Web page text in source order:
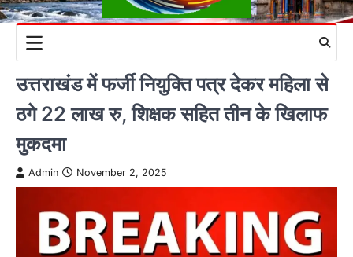
उत्तराखंड में फर्जी नियुक्ति पत्र देकर महिला से
ठगे 22 लाख रु, शिक्षक सहित तीन के खिलाफ
मुकदमा
Admin November 2, 2025